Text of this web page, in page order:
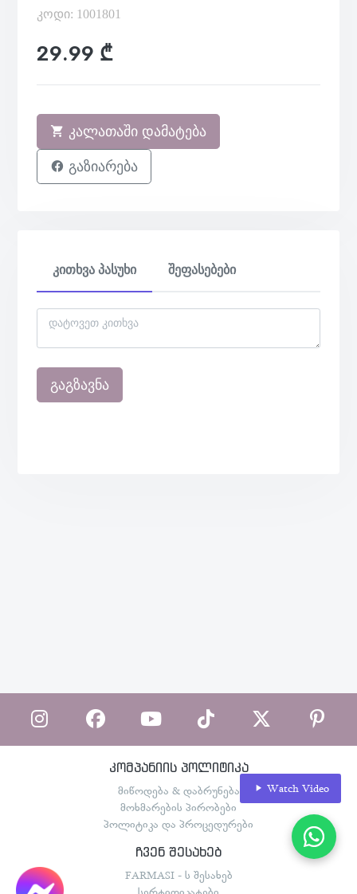
კოდი: 1001801
29.99 ₾
კალათაში დამატება
გაზიარება
კითხვა პასუხი შეფასებები
გაგზავნა
კომპანიის პოლიტიკა
მიწოდება & დაბრუნება
მოხმარების პირობები
პოლიტიკა და პროცედურები
ჩვენ შესახებ
FARMASI - ს შესახებ
Watch Video